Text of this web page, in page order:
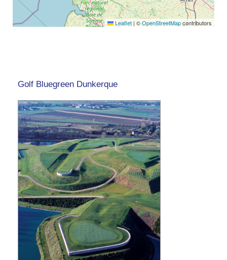
Leaflet |©OpenStreetMapcontributors
Golf Bluegreen Dunkerque